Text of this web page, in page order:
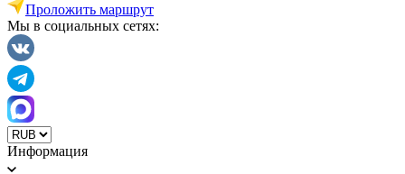
Проложить маршрут
Мы в социальных сетях:
Информация